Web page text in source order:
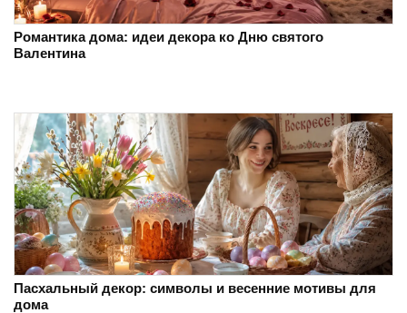
Романтика дома: идеи декора ко Дню святого
Валентина
Пасхальный декор: символы и весенние мотивы для
дома